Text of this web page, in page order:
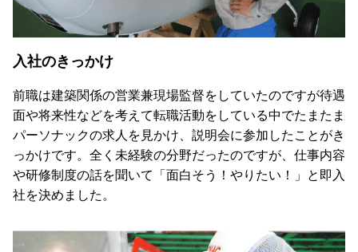
入社のきっかけ
前職は建築関係の営業兼現場監督をしていたのですが待遇
面や将来性などを考えて転職活動をしている中でたまたま
パーソナックの求人を見かけ、説明会に参加したことがき
っかけです。全く未経験の分野だったのですが、仕事内容
や研修制度の話を聞いて「面白そう！やりたい！」と即入
社を決めました。